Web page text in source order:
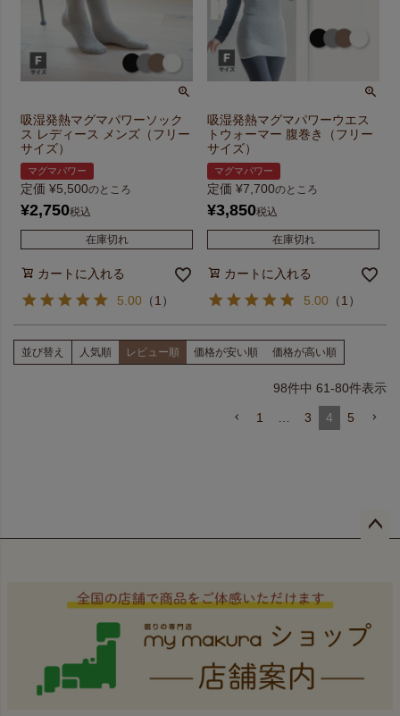
吸湿発熱マグマパワーソック
ス レディース メンズ（フリー
サイズ）
マグマパワー
定価 ¥5,500のところ
¥2,750税込
在庫切れ
カートに入れる
5.00 （1）
吸湿発熱マグマパワーウエス
トウォーマー 腹巻き（フリー
サイズ）
マグマパワー
定価 ¥7,700のところ
¥3,850税込
在庫切れ
カートに入れる
5.00 （1）
並び替え 人気順 レビュー順 価格が安い順 価格が高い順
98件中 61-80件表示
1 … 3 4 5